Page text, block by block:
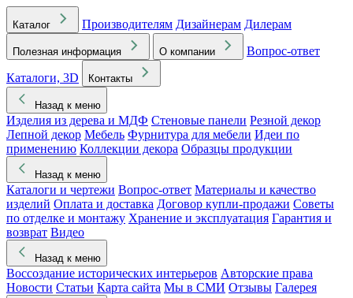
Каталог Производителям Дизайнерам Дилерам
Полезная информация О компании
Вопрос-ответ
Каталоги, 3D
Контакты
Назад к меню
Изделия из дерева и МДФ Стеновые панели Резной декор
Лепной декор Мебель Фурнитура для мебели Идеи по
применению Коллекции декора Образцы продукции
Назад к меню
Каталоги и чертежи Вопрос-ответ Материалы и качество
изделий Оплата и доставка Договор купли-продажи Советы
по отделке и монтажу Хранение и эксплуатация Гарантия и
возврат Видео
Назад к меню
Воссоздание исторических интерьеров Авторские права
Новости Статьи Карта сайта Мы в СМИ Отзывы Галерея